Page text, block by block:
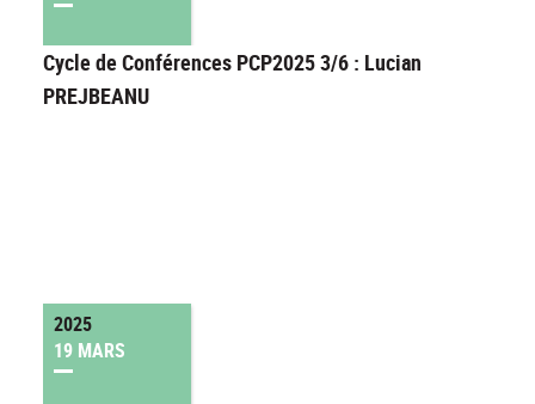
Cycle de Conférences PCP2025 3/6 : Lucian
PREJBEANU
2025
19 MARS